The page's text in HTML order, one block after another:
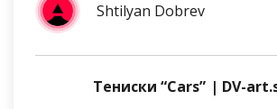
Shtilyan Dobrev
Тениски “Cars” | DV-